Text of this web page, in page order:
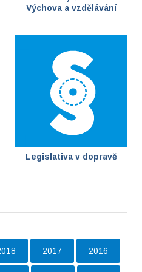
Výchova a vzdělávání
Legislativa v dopravě
2017 2016